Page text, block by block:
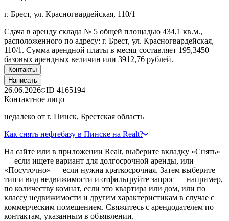
г. Брест, ул. Красногвардейская, 110/1
Сдача в аренду склада № 5 общей площадью 434,1 кв.м.,
расположенного по адресу: г. Брест, ул. Красногвардейская,
110/1. Сумма арендной платы в месяц составляет 195,3450
базовых арендных величин или 3912,76 рублей.
Контакты
Написать
26.06.2026 ID 4165194
Контактное лицо
недалеко от г. Пинск, Брестская область
Как снять нефтебазу в Пинске на Realt?
На сайте или в приложении Realt, выберите вкладку «Снять»
— если ищете вариант для долгосрочной аренды, или
«Посуточно» — если нужна краткосрочная. Затем выберите
тип и вид недвижимости и отфильтруйте запрос — например,
по количеству комнат, если это квартира или дом, или по
классу недвижимости и другим характеристикам в случае с
коммерческим помещением. Свяжитесь с арендодателем по
контактам, указанным в объявлении.